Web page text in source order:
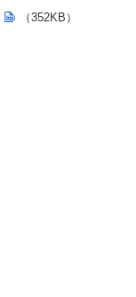
（352KB）